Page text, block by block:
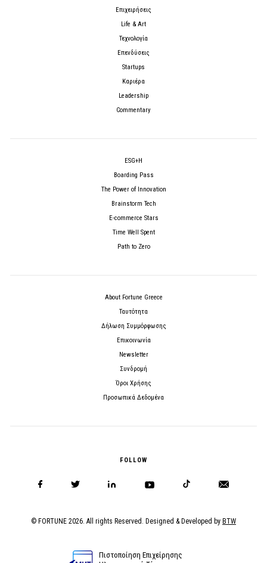
Επιχειρήσεις
Life & Art
Τεχνολογία
Επενδύσεις
Startups
Καριέρα
Leadership
Commentary
ESG+H
Boarding Pass
The Power of Innovation
Brainstorm Tech
E-commerce Stars
Time Well Spent
Path to Zero
About Fortune Greece
Ταυτότητα
Δήλωση Συμμόρφωσης
Επικοινωνία
Newsletter
Συνδρομή
Όροι Χρήσης
Προσωπικά Δεδομένα
FOLLOW
© FORTUNE 2026. All rights Reserved. Designed & Developed by BTW
Πιστοποίηση Επιχείρησης